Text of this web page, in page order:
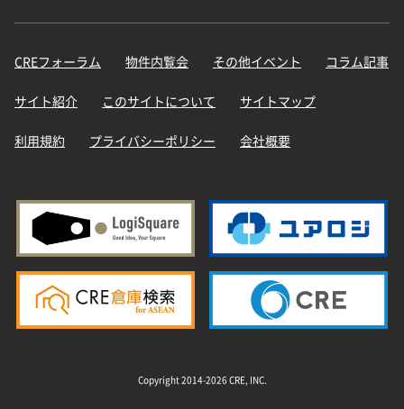
CREフォーラム 物件内覧会 その他イベント コラム記事
サイト紹介 このサイトについて サイトマップ
利用規約 プライバシーポリシー 会社概要
Copyright 2014-2026 CRE, INC.